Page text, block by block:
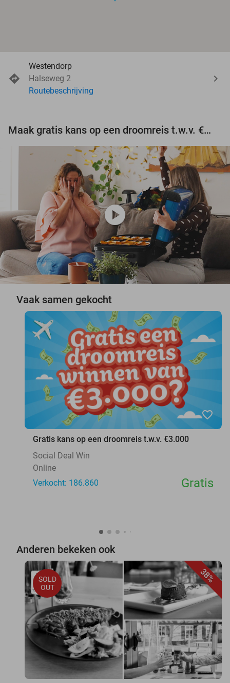
Westendorp
Halseweg 2
Routebeschrijving
Maak gratis kans op een droomreis t.w.v. €3.000!
play_circle
Vaak samen gekocht
favorite_border
Gratis kans op een droomreis t.w.v. €3.000
Social Deal Win
Online
Verkocht: 186.860
Gratis
Anderen bekeken ook
38%
SOLD
OUT